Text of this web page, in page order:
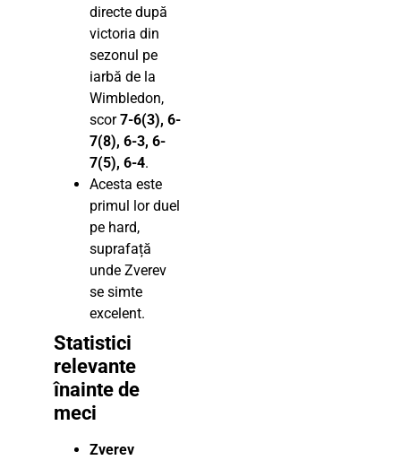
directe după
victoria din
sezonul pe
iarbă de la
Wimbledon,
scor7-6(3), 6-
7(8), 6-3, 6-
7(5), 6-4.
Acesta este
primul lor duel
pe hard,
suprafață
unde Zverev
se simte
excelent.
Statistici
relevante
înainte de
meci
Zverev